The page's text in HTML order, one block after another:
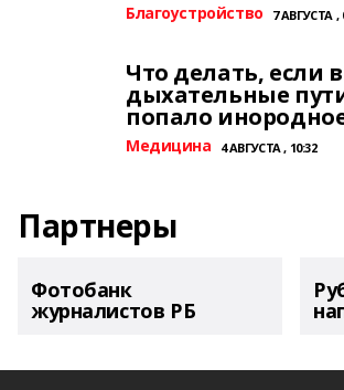
Благоустройство 7 АВГУСТА ,
Что делать, если в
дыхательные
попало
Медицина 4 АВГУСТА , 10:32
Партнеры
Фотобанк
журналистов РБ